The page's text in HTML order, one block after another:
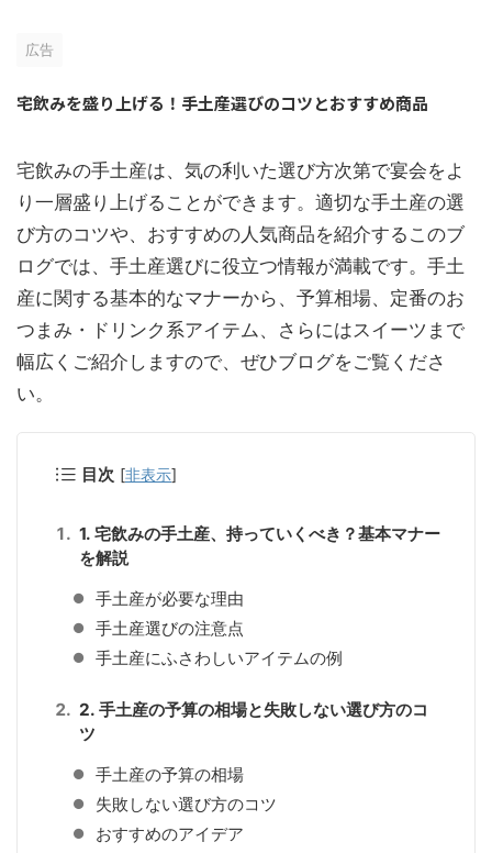
広告
宅飲みを盛り上げる！手土産選びのコツとおすすめ商品
宅飲みの手土産は、気の利いた選び方次第で宴会をよ
り一層盛り上げることができます。適切な手土産の選
び方のコツや、おすすめの人気商品を紹介するこのブ
ログでは、手土産選びに役立つ情報が満載です。手土
産に関する基本的なマナーから、予算相場、定番のお
つまみ・ドリンク系アイテム、さらにはスイーツまで
幅広くご紹介しますので、ぜひブログをご覧くださ
い。
目次 [非表示]
1. 宅飲みの手土産、持っていくべき？基本マナー
を解説
手土産が必要な理由
手土産選びの注意点
手土産にふさわしいアイテムの例
2. 手土産の予算の相場と失敗しない選び方のコ
ツ
手土産の予算の相場
失敗しない選び方のコツ
おすすめのアイデア